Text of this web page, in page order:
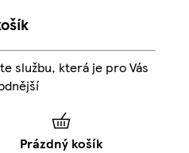
službu, která je pro Vás
Prázdný košík